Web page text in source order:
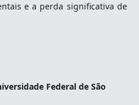
e a perda significativa de
Federal de São